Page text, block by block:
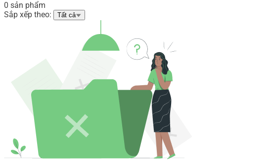
0 sản phẩm
Sắp xếp theo:
Tất cả